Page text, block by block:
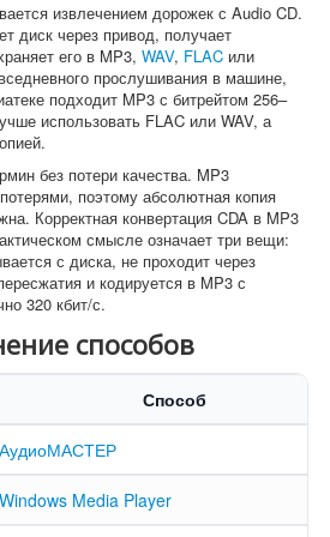
извлечением дорожек с Audio CD.
диск через привод, получает
его в MP3, WAV, FLAC или
прослушивания в машине,
подходит MP3 с битрейтом 256–
использовать FLAC или WAV, а
без потери качества. MP3
поэтому абсолютная копия
Корректная конвертация CDA в MP3
смысле означает три вещи:
с диска, не проходит через
и кодируется в MP3 с
320 кбит/с.
способов
Способ
АудиоМАСТЕР
Windows Media Player